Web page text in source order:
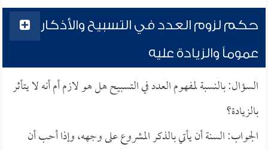
حكم لزوم العدد في التسبيح والأذكار
عموماً والزيادة عليه
السؤال: بالنسبة لمفهوم العدد في التسبيح هل هو لازم أم أنه لا يتأثر
بالزيادة؟
الجواب: السنة أن يأتي بالذكر المشروع على وجهه، وإذا أحب أن